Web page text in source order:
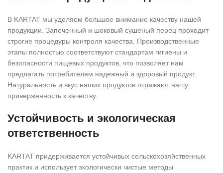
В KARTAT мы уделяем большое внимание качеству нашей
продукции. Запеченный и шоковый сушеный перец проходит
строгие процедуры контроля качества. Производственные
этапы полностью соответствуют стандартам гигиены и
безопасности пищевых продуктов, что позволяет нам
предлагать потребителям надежный и здоровый продукт.
Натуральность и вкус наших продуктов отражают нашу
приверженность к качеству.
Устойчивость и экологическая
ответственность
KARTAT придерживается устойчивых сельскохозяйственных
практик и использует экологически чистые методы